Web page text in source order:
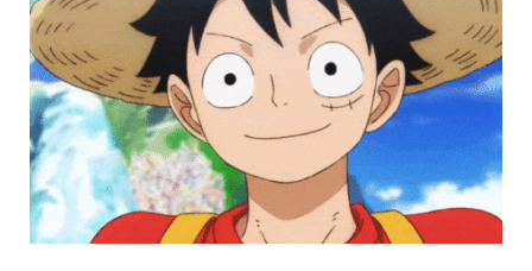
Projets
À propos